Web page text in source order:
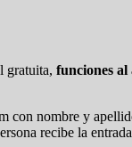
gratuita, funciones al
con nombre y
recibe la